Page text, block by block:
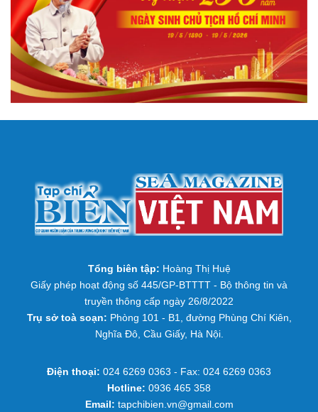
Tổng biên tập: Hoàng Thị Huệ
Giấy phép hoạt động số 445/GP-BTTTT - Bộ thông tin và
truyền thông cấp ngày 26/8/2022
Trụ sở toà soạn: Phòng 101 - B1, đường Phùng Chí Kiên,
Nghĩa Đô, Cầu Giấy, Hà Nội.
Điện thoại: 024 6269 0363 - Fax: 024 6269 0363
Hotline: 0936 465 358
Email: tapchibien.vn@gmail.com